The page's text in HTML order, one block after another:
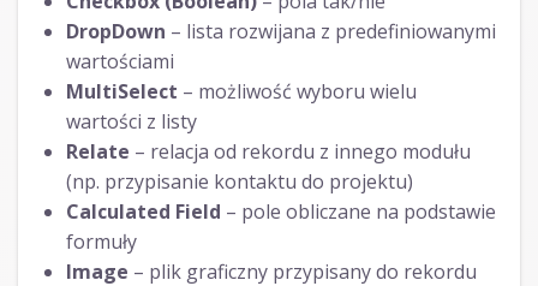
DropDown – lista rozwijana z predefiniowanymi
wartościami
MultiSelect – możliwość wyboru wielu
wartości z listy
Relate – relacja od rekordu z innego modułu
(np. przypisanie kontaktu do projektu)
Calculated Field – pole obliczane na podstawie
formuły
Image – plik graficzny przypisany do rekordu